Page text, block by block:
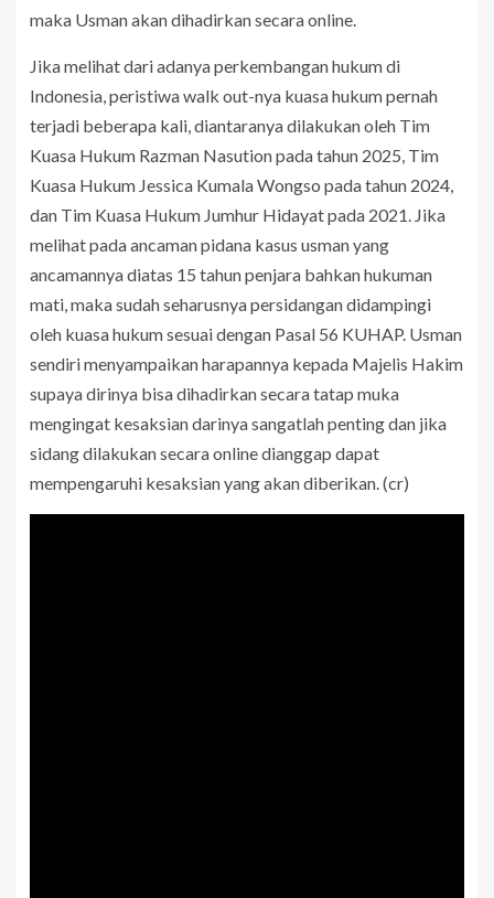
maka Usman akan dihadirkan secara online.
Jika melihat dari adanya perkembangan hukum di
Indonesia, peristiwa walk out-nya kuasa hukum pernah
terjadi beberapa kali, diantaranya dilakukan oleh Tim
Kuasa Hukum Razman Nasution pada tahun 2025, Tim
Kuasa Hukum Jessica Kumala Wongso pada tahun 2024,
dan Tim Kuasa Hukum Jumhur Hidayat pada 2021. Jika
melihat pada ancaman pidana kasus usman yang
ancamannya diatas 15 tahun penjara bahkan hukuman
mati, maka sudah seharusnya persidangan didampingi
oleh kuasa hukum sesuai dengan Pasal 56 KUHAP. Usman
sendiri menyampaikan harapannya kepada Majelis Hakim
supaya dirinya bisa dihadirkan secara tatap muka
mengingat kesaksian darinya sangatlah penting dan jika
sidang dilakukan secara online dianggap dapat
mempengaruhi kesaksian yang akan diberikan. (cr)